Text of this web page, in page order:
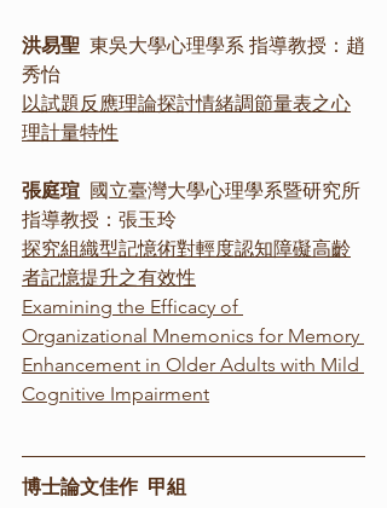
洪易聖
  東吳大學心理學系 指導教授：趙
秀怡
以試題反應理論探討情緒調節量表之心
理計量特性
張庭瑄 國立臺灣大學心理學系暨研究所
指導教授：張玉玲
探究組織型記憶術對輕度認知障礙高齡
者記憶提升之有效性
Examining the Efficacy of
Organizational Mnemonics for Memory
Enhancement in Older Adults with Mild
Cognitive Impairment
博士論文佳作  甲組